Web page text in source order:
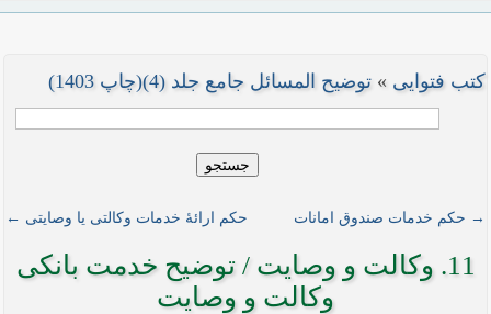
کتب فتوایی » توضیح المسائل جامع جلد (4)(چاپ 1403)
جستجو
حکم ارائۀ خدمات وکالتی یا وصایتی ← → حکم خدمات صندوق امانات
11. وکالت و وصایت‏ / توضیح خدمت بانکی
وکالت و وصایت